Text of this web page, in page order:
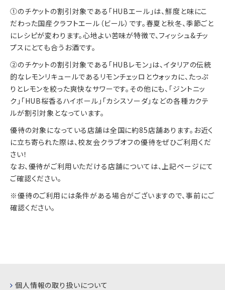
①のチケットの割引対象である「HUBエール」は、鮮度と味にこ
だわった国産クラフトエール（ビール）です。春夏と秋冬、季節ごと
にレシピが変わります。心地よい苦味が特徴で、フィッシュ&チッ
プスにとても合うお酒です。
②のチケットの割引対象である「HUBレモン」は、イタリアの伝統
的なレモンリキュールであるリモンチェッロとウォッカに、たっぷ
りとレモンを絞った爽快なサワーです。その他にも、「ジントニッ
ク」「HUB桜香るハイボール」「カシスソーダ」などの各種カクテ
ルが割引対象となっています。
優待の対象になっている店舗は全国に約85店舗あります。お近く
に立ち寄られた際は、校友会クラブオフの優待をぜひご利用くだ
さい！
なお、優待がご利用いただける店舗については、上記ページにて
ご確認ください。
※優待のご利用には条件がある場合がございますので、事前にご
確認ください。
個人情報の取り扱いについて